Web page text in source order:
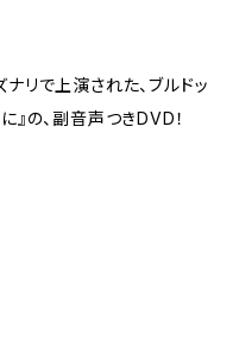
リで上演された、ブルドッ
』の、副音声つきDVD！